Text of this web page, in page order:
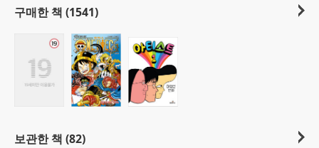
구매한 책 (1541)
보관한 책 (82)